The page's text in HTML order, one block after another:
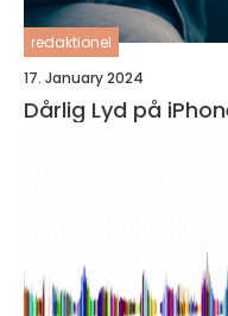
redaktionel
17. January 2024
Dårlig Lyd på